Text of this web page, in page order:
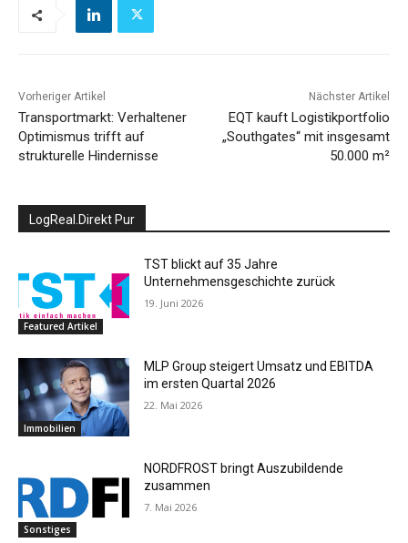
Vorheriger Artikel
Transportmarkt: Verhaltener
Optimismus trifft auf
strukturelle Hindernisse
Nächster Artikel
EQT kauft Logistikportfolio
„Southgates“ mit insgesamt
50.000 m²
LogReal.Direkt Pur
Featured Artikel
TST blickt auf 35 Jahre
Unternehmensgeschichte zurück
19. Juni 2026
Immobilien
MLP Group steigert Umsatz und EBITDA
im ersten Quartal 2026
22. Mai 2026
Sonstiges
NORDFROST bringt Auszubildende
zusammen
7. Mai 2026